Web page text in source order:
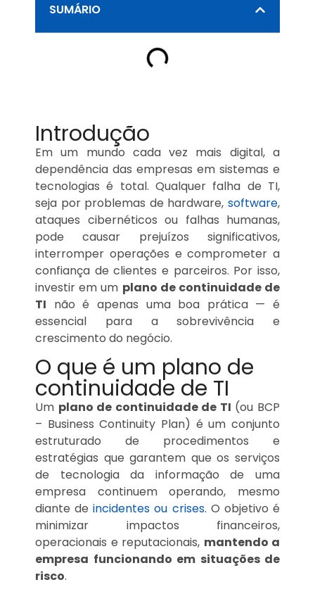
SUMÁRIO
Introdução
Em um mundo cada vez mais digital, a
dependência das empresas em sistemas e
tecnologias é total. Qualquer falha de TI,
seja por problemas de hardware, software,
ataques cibernéticos ou falhas humanas,
pode causar prejuízos significativos,
interromper operações e comprometer a
confiança de clientes e parceiros. Por isso,
investir em um plano de continuidade de
TI não é apenas uma boa prática — é
essencial para a sobrevivência e
crescimento do negócio.
O que é um plano de
continuidade de TI
Um plano de continuidade de TI (ou BCP
– Business Continuity Plan) é um conjunto
estruturado de procedimentos e
estratégias que garantem que os serviços
de tecnologia da informação de uma
empresa continuem operando, mesmo
diante deincidentes ou crises. O objetivo é
minimizar impactos financeiros,
operacionais e reputacionais, mantendo a
empresa funcionando em situações de
risco.